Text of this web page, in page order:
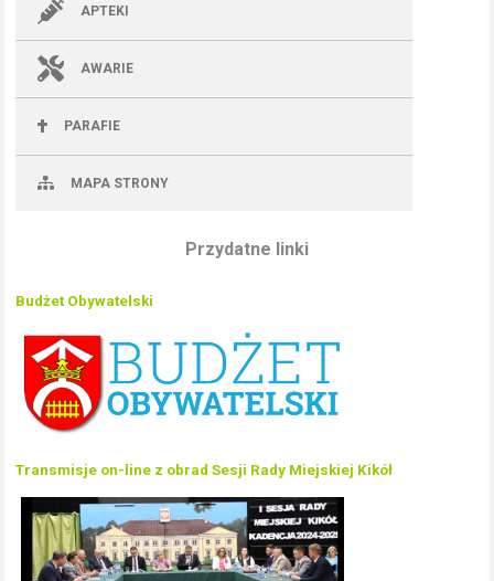
APTEKI
AWARIE
PARAFIE
MAPA STRONY
Przydatne linki
Budżet Obywatelski
Transmisje on-line z obrad Sesji Rady Miejskiej Kikół